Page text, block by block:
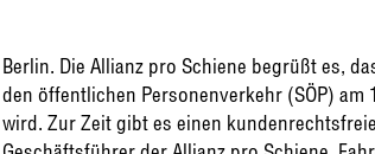
Berlin. Die Allianz pro Schiene begrüßt es,
den öffentlichen Personenverkehr (SÖP) am
wird. Zur Zeit gibt es einen